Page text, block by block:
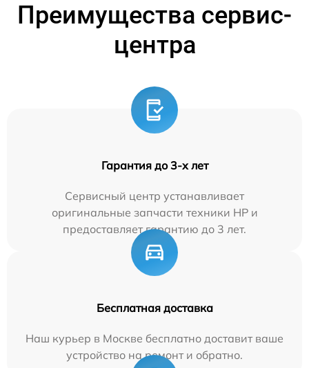
Преимущества сервис-
центра
Гарантия до 3-х лет
Сервисный центр устанавливает
оригинальные запчасти техники HP и
предоставляет гарантию до 3 лет.
Бесплатная доставка
Наш курьер в Москве бесплатно доставит ваше
устройство на ремонт и обратно.